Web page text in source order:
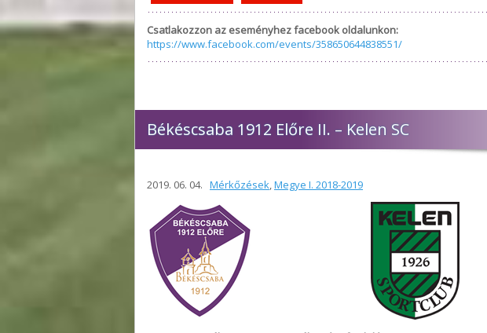
Csatlakozzon az eseményhez facebook oldalunkon:
https://www.facebook.com/events/358650644838551/
Békéscsaba 1912 Előre II. – Kelen SC
2019. 06. 04. Mérkőzések,Megye I. 2018-2019